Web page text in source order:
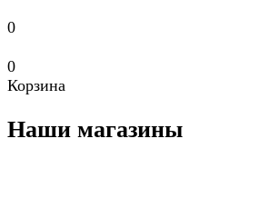
0
0
Корзина
Наши магазины